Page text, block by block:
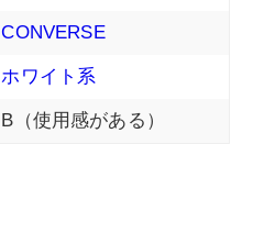
CONVERSE
ホワイト系
B（使用感がある）